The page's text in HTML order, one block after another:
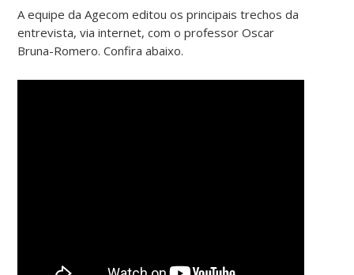
A equipe da Agecom editou os principais trechos da
entrevista, via internet, com o professor Oscar
Bruna-Romero. Confira abaixo.